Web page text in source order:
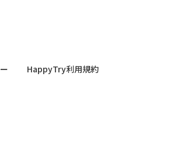
HappyTry利用規約